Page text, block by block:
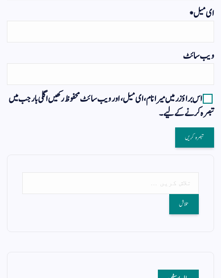
ای میل*
ویب‌ سائٹ
اس براؤزر میں میرا نام، ای میل، اور ویب سائٹ محفوظ رکھیں اگلی بار جب میں
تبصرہ کرنے کےلیے۔